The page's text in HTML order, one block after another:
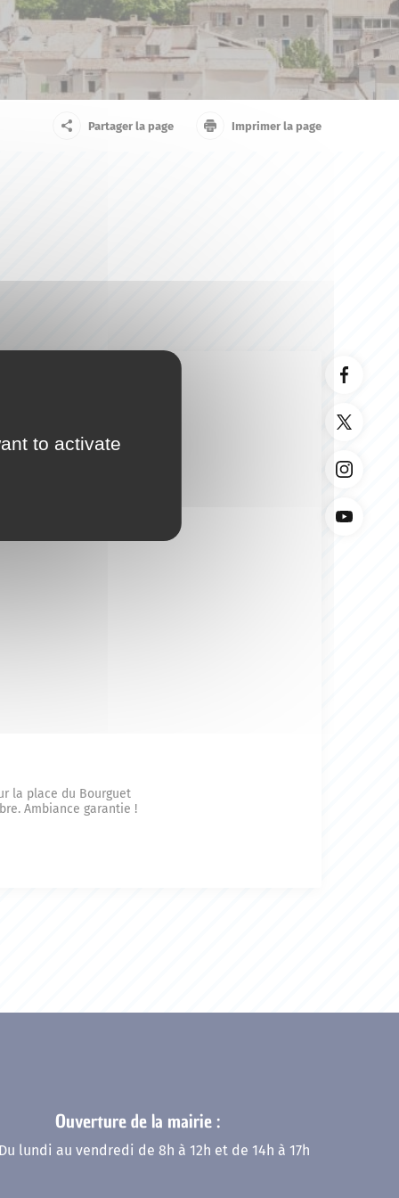
arrivant
Touriste
Partager la page Imprimer la page
la place du Bourguet
Ambiance garantie !
Ouverture de la mairie :
lundi au vendredi de 8h à 12h et de 14h à 17h
to activate